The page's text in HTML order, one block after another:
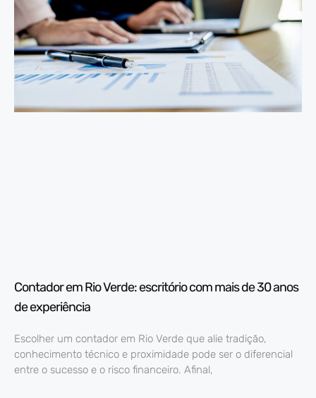
Contador em Rio Verde: escritório com mais de 30 anos
de experiência
Escolher um contador em Rio Verde que alie tradição,
conhecimento técnico e proximidade pode ser o diferencial
entre o sucesso e o risco financeiro. Afinal,